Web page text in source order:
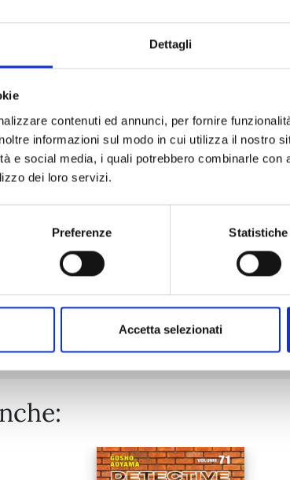
Dettagli
contenuti ed annunci, per fornire
informazioni sul modo in cui utilizza il nostro
e social media, i quali potrebbero combinarle con
dei loro servizi.
Preferenze Statistiche
Accetta selezionati
RAVE - THE GROOVE ADVENTURE NEW
Mostra tutto